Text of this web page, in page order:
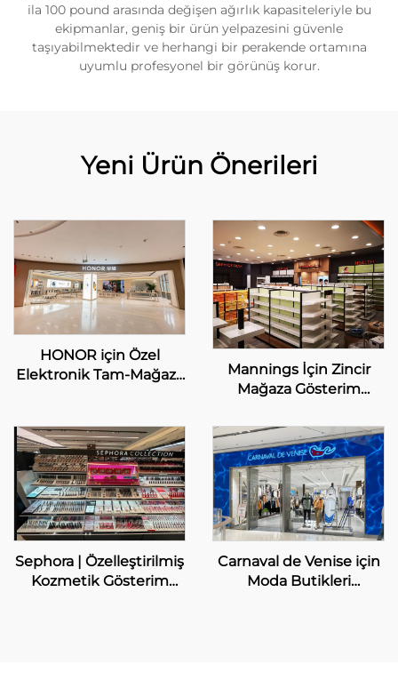
ila 100 pound arasında değişen ağırlık kapasiteleriyle bu
ekipmanlar, geniş bir ürün yelpazesini güvenle
taşıyabilmektedir ve herhangi bir perakende ortamına
uyumlu profesyonel bir görünüş korur.
Yeni Ürün Önerileri
HONOR için Özel
Elektronik Tam-Mağaza
Mannings İçin Zincir
Mağaza Gösterim
Sephora | Özelleştirilmiş
Kozmetik Gösterim
Carnaval de Venise için
Moda Butikleri